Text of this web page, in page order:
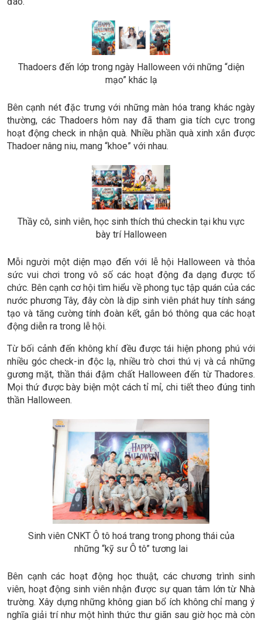
đèn bí ngô, quả táo độc, ma quỷ, cú mèo, dơi,… là biểu tượng
không thể thiếu trong ngày lễ đặc biệt này.
Được tổ chức tại khuôn viên trường Đại học Thành Đô, lễ hội
Halloween đã diễn ra trong không gian huyền bí do chính học
sinh, sinh viên tạo nên khi hóa trang trong các hình dạng nhân
vật từ những bộ trang phục, mặt nạ, phụ kiện Halloween độc
Thadoers đến lớp trong ngày Halloween với những “diện
Bên cạnh nét đặc trưng với những màn hóa trang khác ngày
thường, các Thadoers hôm nay đã tham gia tích cực trong
hoạt động check in nhận quà. Nhiều phần quà xinh xắn được
Thadoer nâng niu, mang “khoe” với nhau.
Thầy cô, sinh viên, học sinh thích thú checkin tại khu vực
bày trí Halloween
Mỗi người một diện mạo đến với lễ hội Halloween và thỏa
sức vui chơi trong vô số các hoạt động đa dạng được tổ
chức. Bên cạnh cơ hội tìm hiểu về phong tục tập quán của các
tạo và tăng cường tính đoàn kết, gắn bó thông qua các hoạt
động diễn ra trong lễ hội.
Từ bối cảnh đến không khí đều được tái hiện phong phú với